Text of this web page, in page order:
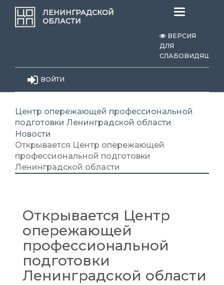
ЛЕНИНГРАДСКОЙ
ОБЛАСТИ
Меню
ВЕРСИЯ
ДЛЯ
СЛАБОВИДЯЩИХ
ВОЙТИ
Центр опережающей профессиональной
подготовки Ленинградской области
Новости
Открывается Центр опережающей
профессиональной подготовки
Ленинградской области
Открывается Центр
опережающей
профессиональной
подготовки
Ленинградской области